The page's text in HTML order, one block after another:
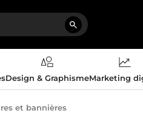
Design & GraphismeMarketing
et bannières